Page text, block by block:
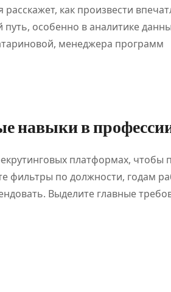
как произвести
особенно в аналитике
менеджера программ
навыки в
платформах, чтобы
фильтры по должности, годам
Выделите главные